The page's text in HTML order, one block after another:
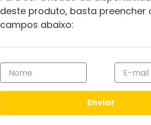
deste produto, basta preencher
campos abaixo:
Enviar